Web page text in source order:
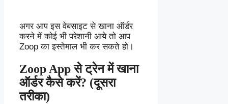
अगर आप इस वेबसाइट से खाना ऑर्डर
करने में कोई भी परेशानी आये तो आप
Zoop का इस्तेमाल भी कर सकते हो।
Zoop App से ट्रेन में खाना
ऑर्डर कैसे करें? (दूसरा
तरीका)